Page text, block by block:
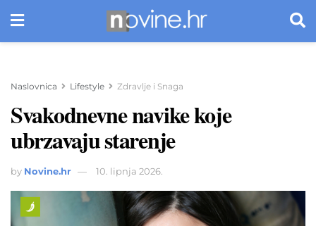
Naslovnica Lifestyle Zdravlje i Snaga
Svakodnevne navike koje
ubrzavaju starenje
by Novine.hr 10. lipnja 2026.